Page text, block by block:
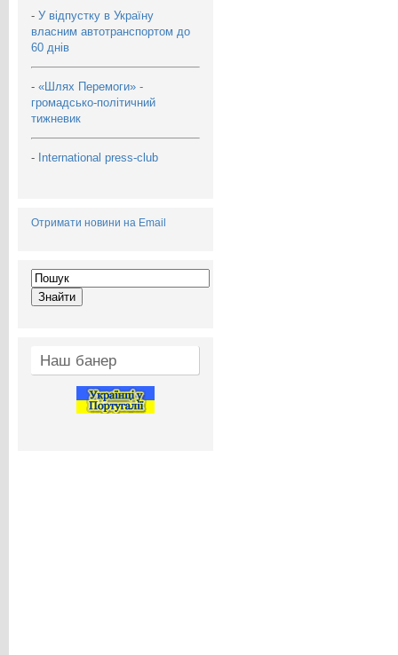
- У відпустку в Україну
власним автотранспортом до
60 днів
- «Шлях Перемоги» -
громадсько-політичний
тижневик
- International press-club
Отримати новини на Email
Наш банер